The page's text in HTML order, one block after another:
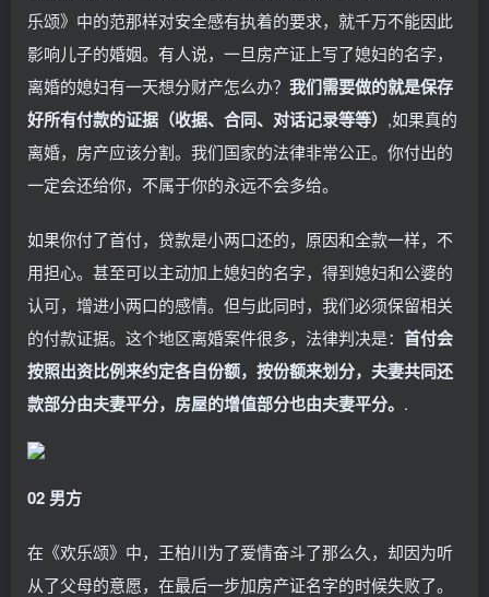
乐颂》中的范那样对安全感有执着的要求，就千万不能因此
影响儿子的婚姻。有人说，一旦房产证上写了媳妇的名字，
离婚的媳妇有一天想分财产怎么办？ 我们需要做的就是保存
好所有付款的证据（收据、合同、对话记录等等） ,如果真的
离婚，房产应该分割。我们国家的法律非常公正。你付出的
一定会还给你，不属于你的永远不会多给。
如果你付了首付，贷款是小两口还的，原因和全款一样，不
用担心。甚至可以主动加上媳妇的名字，得到媳妇和公婆的
认可，增进小两口的感情。但与此同时，我们必须保留相关
的付款证据。这个地区离婚案件很多，法律判决是： 首付会
按照出资比例来约定各自份额，按份额来划分，夫妻共同还
款部分由夫妻平分，房屋的增值部分也由夫妻平分。 .
02 男方
在《欢乐颂》中，王柏川为了爱情奋斗了那么久，却因为听
从了父母的意愿，在最后一步加房产证名字的时候失败了。